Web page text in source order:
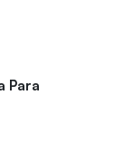
Para